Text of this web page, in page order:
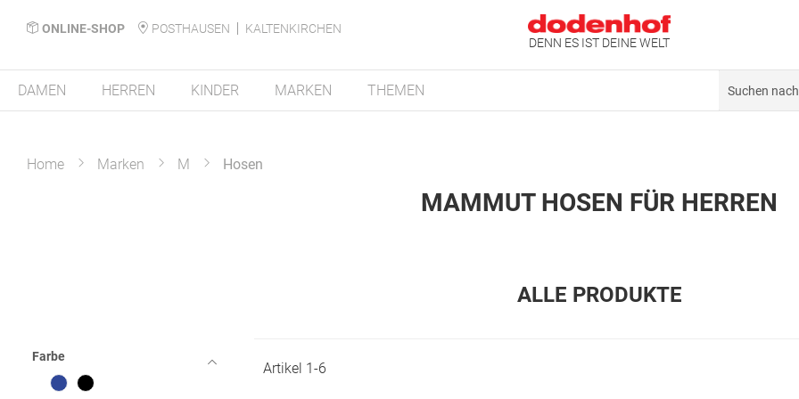
ONLINE-SHOP POSTHAUSEN
KALTENKIRCHEN
DENN ES IST DEINE WELT
DAMEN HERREN KINDER MARKEN THEMEN
Home Marken M Hosen
MAMMUT HOSEN FÜR HERREN
ALLE PRODUKTE
Farbe
Artikel 1-6